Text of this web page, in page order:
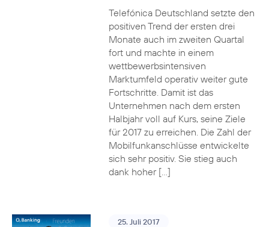
Telefónica Deutschland setzte den
positiven Trend der ersten drei
Monate auch im zweiten Quartal
fort und machte in einem
wettbewerbsintensiven
Marktumfeld operativ weiter gute
Fortschritte. Damit ist das
Unternehmen nach dem ersten
Halbjahr voll auf Kurs, seine Ziele
für 2017 zu erreichen. Die Zahl der
Mobilfunkanschlüsse entwickelte
sich sehr positiv. Sie stieg auch
dank hoher […]
25. Juli 2017